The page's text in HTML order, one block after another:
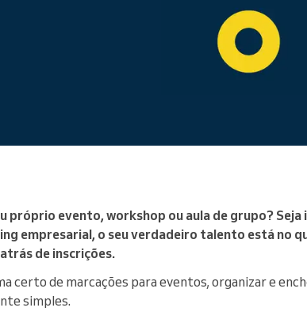
próprio evento, workshop ou aula de grupo?
empresarial, o seu verdadeiro talento está no
de inscrições.
certo de marcações para eventos, organizar e
simples.